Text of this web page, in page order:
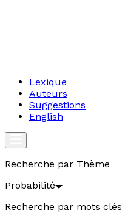
Lexique
Auteurs
Suggestions
English
Recherche par Thème
Probabilité
Recherche par mots clés